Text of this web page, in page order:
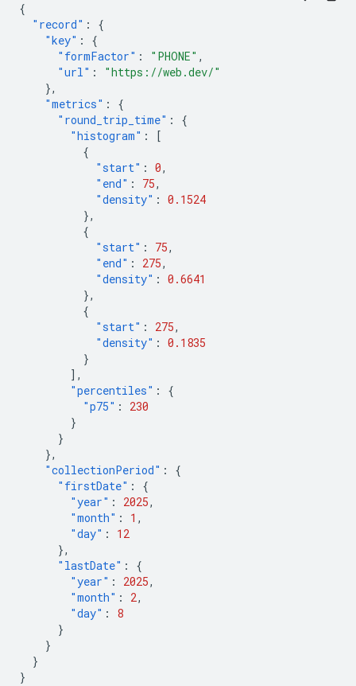
{
"record" :
{
"key" :
{
"formFactor" : "PHONE" ,
"url" :
"https://web.dev/"
},
"metrics" :
{
"round_trip_time" :
{
"histogram" :
[
{
"start" : 0,
"end" : 75,
"density" : 0.1524
},
{
"start" : 75,
"end" : 275,
"density" : 0.6641
},
{
"start" : 275,
"density" : 0.1835
}
],
"percentiles" :
{
"p75" :
230
}
}
},
"collectionPeriod" :
{
"firstDate" :
{
"year" : 2025,
"month" : 1 ,
"day" :
12
},
"lastDate" :
{
"year" : 2025,
"month" : 2,
"day" :
8
}
}
}
}